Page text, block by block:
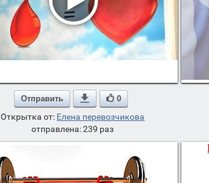
Отправить  0
Открытка от: Елена перевозчикова
отправлена: 239 раз